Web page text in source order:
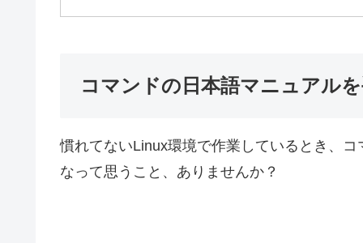
コマンドの日本語マニュアル
慣れてないLinux環境で作業しているとき、
なって思うこと、ありませんか？